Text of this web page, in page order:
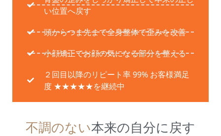
い位置へ戻す
頭からつま先まで全身整体で歪みを改善
小顔矯正でお顔の気になる部分を整える
２回目以降のリピート率 99% お客様満足
度 ★★★★★を継続中
不調のない本来の自分に戻す